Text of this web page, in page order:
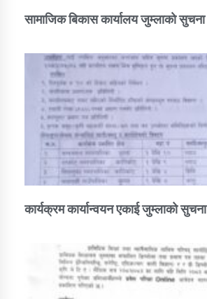
सामाजिक बिकास कार्यालय जुम्लाकाे सुचना
कार्यक्रम कार्यान्वयन एकाई जुम्लाको सुचना